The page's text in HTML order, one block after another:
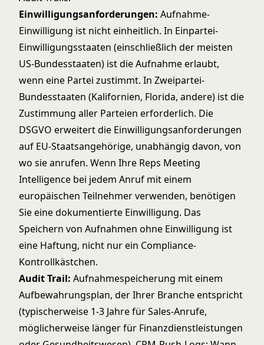
Einwilligungsanforderungen: Aufnahme-
Einwilligung ist nicht einheitlich. In Einpartei-
Einwilligungsstaaten (einschließlich der meisten
US-Bundesstaaten) ist die Aufnahme erlaubt,
wenn eine Partei zustimmt. In Zweipartei-
Bundesstaaten (Kalifornien, Florida, andere) ist die
Zustimmung aller Parteien erforderlich. Die
DSGVO erweitert die Einwilligungsanforderungen
auf EU-Staatsangehörige, unabhängig davon, von
wo sie anrufen. Wenn Ihre Reps Meeting
Intelligence bei jedem Anruf mit einem
europäischen Teilnehmer verwenden, benötigen
Sie eine dokumentierte Einwilligung. Das
Speichern von Aufnahmen ohne Einwilligung ist
eine Haftung, nicht nur ein Compliance-
Kontrollkästchen.
Audit Trail: Aufnahmespeicherung mit einem
Aufbewahrungsplan, der Ihrer Branche entspricht
(typischerweise 1-3 Jahre für Sales-Anrufe,
möglicherweise länger für Finanzdienstleistungen